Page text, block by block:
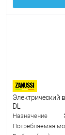
Электрический
DL
Назначение
Потребляемая